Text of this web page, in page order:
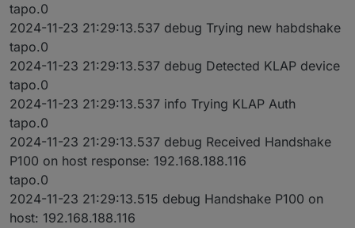
tapo.0
2024-11-23 21:29:13.537 debug Trying new habdshake
tapo.0
2024-11-23 21:29:13.537 debug Detected KLAP device
tapo.0
2024-11-23 21:29:13.537 info Trying KLAP Auth
tapo.0
2024-11-23 21:29:13.537 debug Received Handshake
P100 on host response: 192.168.188.116
tapo.0
2024-11-23 21:29:13.515 debug Handshake P100 on
host: 192.168.188.116